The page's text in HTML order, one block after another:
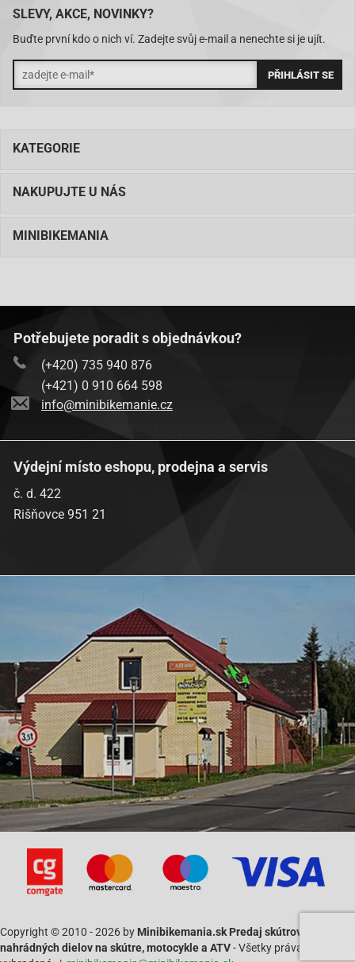
SLEVY, AKCE, NOVINKY?
Buďte první kdo o nich ví. Zadejte svůj e-mail a nenechte si je ujít.
KATEGORIE
NAKUPUJTE U NÁS
MINIBIKEMANIA
Potřebujete poradit s objednávkou?
(+420) 735 940 876
(+421) 0 910 664 598
info@minibikemanie.cz
Výdejní místo eshopu, prodejna a servis
č. d. 422
Rišňovce 951 21
Copyright © 2010 - 2026 by Minibikemania.sk Predaj skútrov SYM a
nahrádných dielov na skútre, motocykle a ATV- Všetky práva